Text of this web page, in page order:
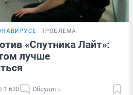
ПРОБЛЕМА
«Спутника Лайт»:
лучше
1 630 Обсудить